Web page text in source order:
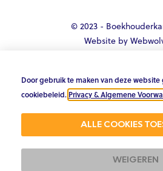
© 2023 -
Website by
Gemiddelde
4.8/5 op Trustpilot &
Door gebruik te maken van deze
cookiebeleid. Privacy & Algemene
ALLE COOKIES
WEIGEREN